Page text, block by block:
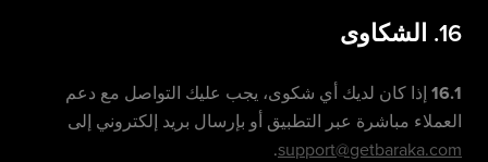
16. الشكاوى
16.1 إذا كان لديك أي شكوى، يجب عليك التواصل مع دعم
العملاء مباشرة عبر التطبيق أو بإرسال بريد إلكتروني إلى
support@getbaraka.com
.